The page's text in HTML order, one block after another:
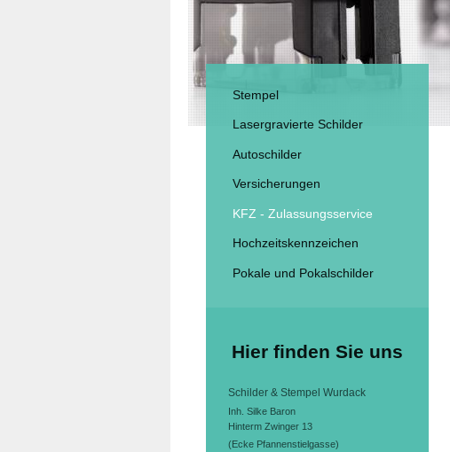
Stempel
Lasergravierte Schilder
Autoschilder
Versicherungen
KFZ - Zulassungsservice
Hochzeitskennzeichen
Pokale und Pokalschilder
Hier finden Sie uns
Schilder & Stempel Wurdack
Inh. Silke Baron
Hinterm Zwinger 13
(Ecke Pfannenstielgasse)